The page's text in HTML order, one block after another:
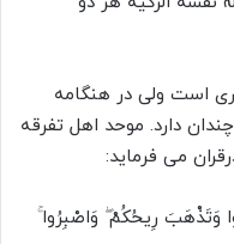
است ولی در هنگامه
دارد. موحد اهل تفرقه
می فرماید:
وَتَذْهَبَ رِیحُکُمْ ۖ وَاصْبِرُوا